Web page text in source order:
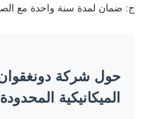
ج: ضمان لمدة سنة واحدة مع
حول شركة
الميكانيكية المحدودة